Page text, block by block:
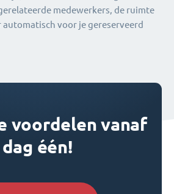
medewerkers, de ruimte
voor je gereserveerd
voordelen vanaf
dag één!